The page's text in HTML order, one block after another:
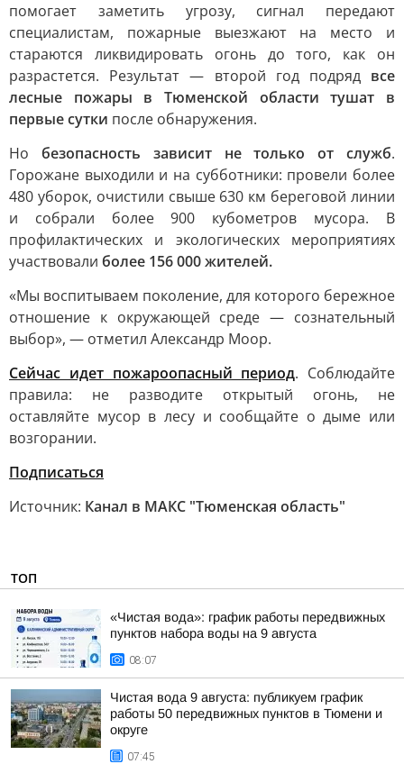
помогает заметить угрозу, сигнал передают
специалистам, пожарные выезжают на место и
стараются ликвидировать огонь до того, как он
разрастется. Результат — второй год подряд все
лесные пожары в Тюменской области тушат в
первые сутки после обнаружения.
Но безопасность зависит не только от служб.
Горожане выходили и на субботники: провели более
480 уборок, очистили свыше 630 км береговой линии
и собрали более 900 кубометров мусора. В
профилактических и экологических мероприятиях
участвовали более 156 000 жителей.
«Мы воспитываем поколение, для которого бережное
отношение к окружающей среде — сознательный
выбор», — отметил Александр Моор.
Сейчас идет пожароопасный период. Соблюдайте
правила: не разводите открытый огонь, не
оставляйте мусор в лесу и сообщайте о дыме или
возгорании.
Подписаться
Источник: Канал в МАКС "Тюменская область"
ТОП
«Чистая вода»: график работы передвижных
пунктов набора воды на 9 августа
08:07
Чистая вода 9 августа: публикуем график
работы 50 передвижных пунктов в Тюмени и
округе
07:45